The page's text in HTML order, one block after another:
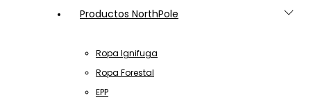
Productos NorthPole
Ropa Ignifuga
Ropa Forestal
EPP